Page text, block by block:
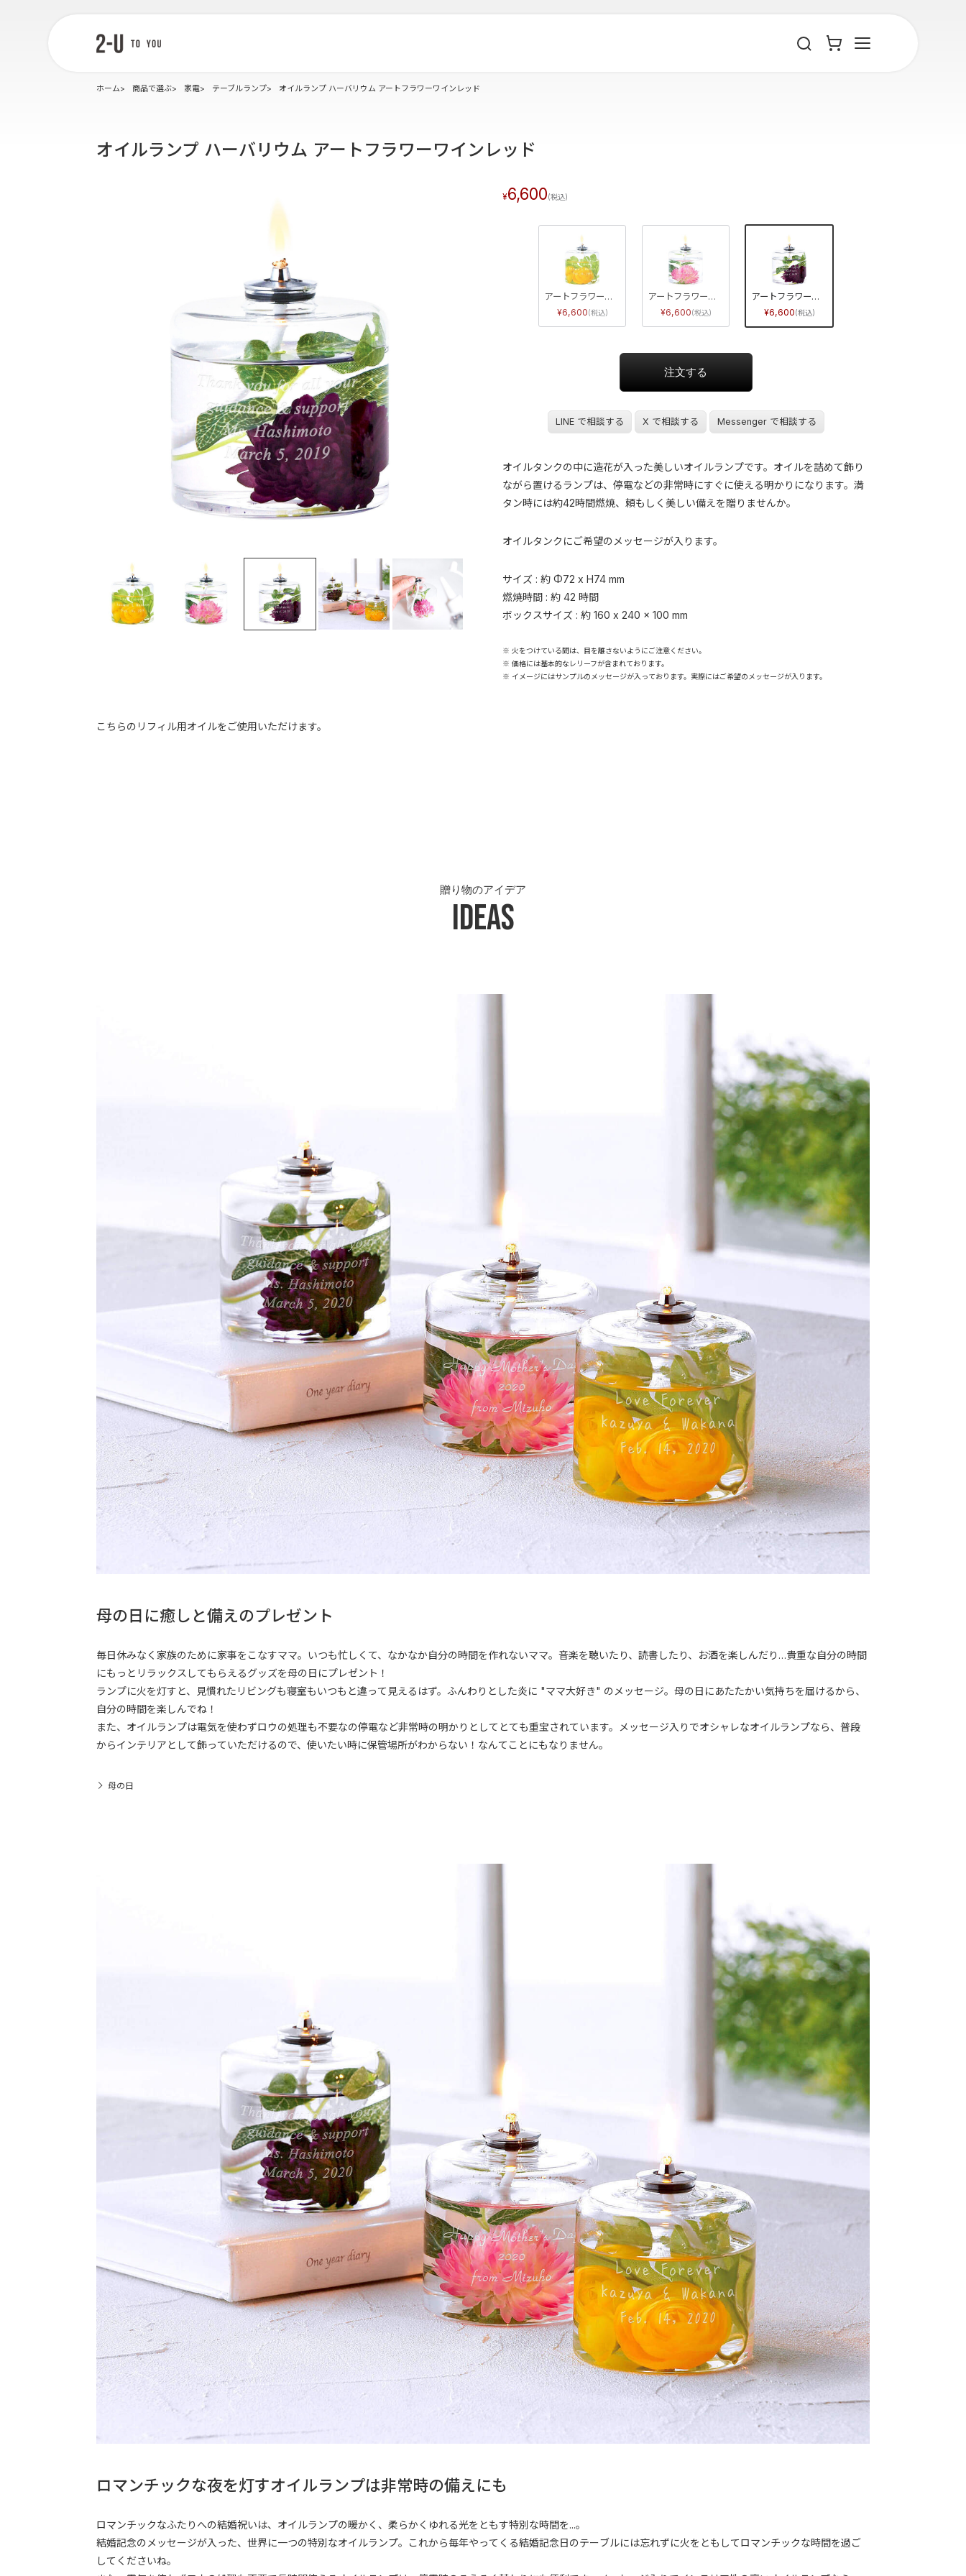
ホーム 商品で選ぶ 家電 テーブルランプ オイルランプ ハーバリウム アートフラワーワインレッド
オイルランプ ハーバリウム アートフラワーワインレッド
6,600
アートフラワーイエロー
6,600
アートフラワーピンク
6,600
アートフラワーワインレッド
6,600
LINE で相談する X で相談する Messenger で相談する
オイルタンクの中に造花が入った美しいオイルランプです。オイルを詰めて飾り
ながら置けるランプは、停電などの非常時にすぐに使える明かりになります。満
タン時には約42時間燃焼、頼もしく美しい備えを贈りませんか。
オイルタンクにご希望のメッセージが入ります。
サイズ : 約 Φ72 x H74 mm
燃焼時間 : 約 42 時間
ボックスサイズ : 約 160 x 240 x 100 mm
※ 火をつけている間は、目を離さないようにご注意ください。
※ 価格には基本的なレリーフが含まれております。
※ イメージにはサンプルのメッセージが入っております。実際にはご希望のメッセージが入ります。
こちらのリフィル用オイルをご使用いただけます。
Ideas
贈り物のアイデア
母の日に癒しと備えのプレゼント
毎日休みなく家族のために家事をこなすママ。いつも忙しくて、なかなか自分の時間を作れないママ。音楽を聴いたり、読書したり、お酒を楽しんだり…貴重な自分の時間
にもっとリラックスしてもらえるグッズを母の日にプレゼント！
ランプに火を灯すと、見慣れたリビングも寝室もいつもと違って見えるはず。ふんわりとした炎に "ママ大好き" のメッセージ。母の日にあたたかい気持ちを届けるから、
自分の時間を楽しんでね！
また、オイルランプは電気を使わずロウの処理も不要なの停電など非常時の明かりとしてとても重宝されています。メッセージ入りでオシャレなオイルランプなら、普段
からインテリアとして飾っていただけるので、使いたい時に保管場所がわからない！なんてことにもなりません。
母の日
ロマンチックな夜を灯すオイルランプは非常時の備えにも
ロマンチックなふたりへの結婚祝いは、オイルランプの暖かく、柔らかくゆれる光をともす特別な時間を...。
結婚記念のメッセージが入った、世界に一つの特別なオイルランプ。これから毎年やってくる結婚記念日のテーブルには忘れずに火をともしてロマンチックな時間を過ご
してくださいね。